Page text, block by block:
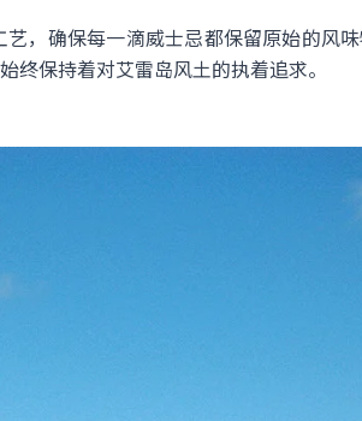
，确保每一滴威士忌都保留原始的风
保持着对艾雷岛风土的执着追求。